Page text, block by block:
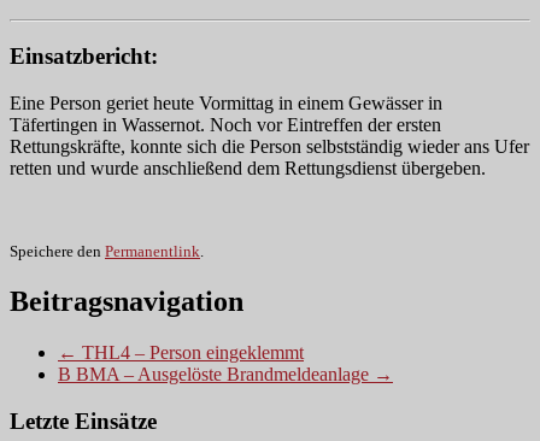
Einsatzbericht:
Eine Person geriet heute Vormittag in einem Gewässer in
Täfertingen in Wassernot. Noch vor Eintreffen der ersten
Rettungskräfte, konnte sich die Person selbstständig wieder ans Ufer
retten und wurde anschließend dem Rettungsdienst übergeben.
Speichere den Permanentlink.
Beitragsnavigation
← THL4 – Person eingeklemmt
B BMA – Ausgelöste Brandmeldeanlage →
Letzte Einsätze